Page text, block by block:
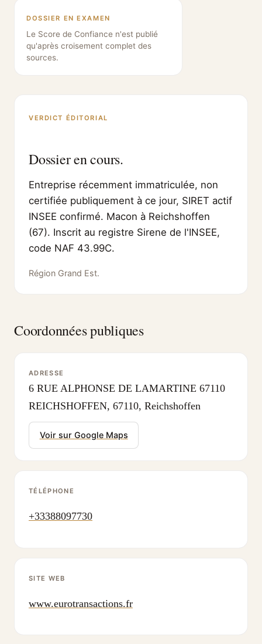
DOSSIER EN EXAMEN
Le Score de Confiance n'est publié
qu'après croisement complet des
sources.
VERDICT ÉDITORIAL
Dossier en cours.
Entreprise récemment immatriculée, non
certifiée publiquement à ce jour, SIRET actif
INSEE confirmé. Macon à Reichshoffen
(67). Inscrit au registre Sirene de l'INSEE,
code NAF 43.99C.
Région Grand Est.
Coordonnées publiques
ADRESSE
6 RUE ALPHONSE DE LAMARTINE 67110
REICHSHOFFEN, 67110, Reichshoffen
Voir sur Google Maps
TÉLÉPHONE
+33388097730
SITE WEB
www.eurotransactions.fr